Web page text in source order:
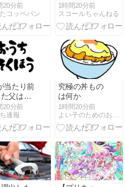
自党の大
を漏らし
果→党か
wwwww
20分前
コッペパン
「マックスむ
らい」の現在
(イマ)ｗｗｗ
1時間20分前
スコールちゃんねる
当たり前
父は母
したと
き物が
みたい
20分前
速報
究極の丼もの
は何か
1時間20分前